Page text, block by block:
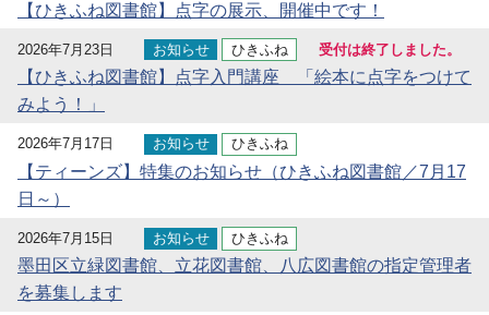
【ひきふね図書館】点字の展示、開催中です！
2026年7月23日 お知らせ ひきふね 受付は終了しました。
【ひきふね図書館】点字入門講座 「絵本に点字をつけて
みよう！」
2026年7月17日 お知らせ ひきふね
【ティーンズ】特集のお知らせ（ひきふね図書館／7月17
日～）
2026年7月15日 お知らせ ひきふね
墨田区立緑図書館、立花図書館、八広図書館の指定管理者
を募集します